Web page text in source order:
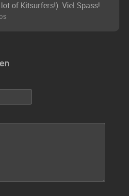
of Kitsurfers!). Viel Spass!